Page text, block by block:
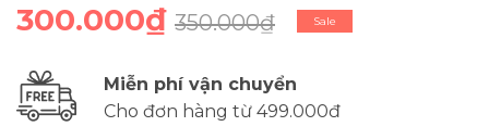
300.000₫ 350.000₫ Sale
Miễn phí vận chuyển
Cho đơn hàng từ 499.000đ